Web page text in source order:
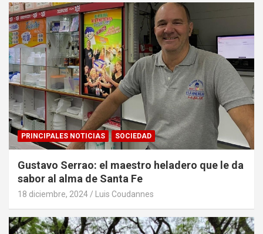
PRINCIPALES NOTICIAS SOCIEDAD
Gustavo Serrao: el maestro heladero que le da
sabor al alma de Santa Fe
18 diciembre, 2024 Luis Coudannes